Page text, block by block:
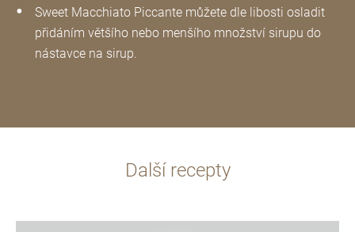
Sweet Macchiato Piccante můžete dle libosti osladit
přidáním většího nebo menšího množství sirupu do
nástavce na sirup.
Další recepty